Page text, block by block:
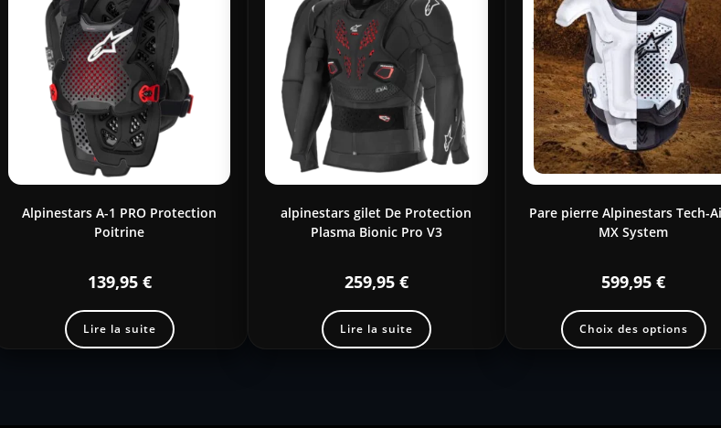
Alpinestars A-1 PRO Protection
Poitrine
139,95 €
Lire la suite
alpinestars gilet De Protection
Plasma Bionic Pro V3
259,95 €
Lire la suite
Pare pierre Alpinestars Tech-
MX System
599,95€
Choix des options